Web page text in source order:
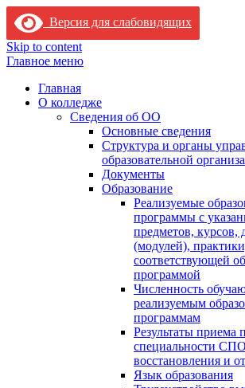
Версия для слабовидящих
Skip to content
Главное меню
Главная
О колледже
Сведения об ОО
Основные сведения
Структура и органы
образовательной
Документы
Образование
Реализуемые
программы с
предметов, курсов,
(модулей),
соответствующей
программой
Численность
реализуемым
программам
Результаты приема
специальности
восстановления и
Язык образования